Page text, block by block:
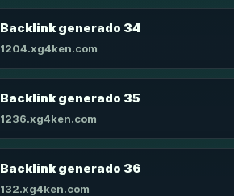
Backlink generado 34
1204.xg4ken.com
Backlink generado 35
1236.xg4ken.com
Backlink generado 36
132.xg4ken.com